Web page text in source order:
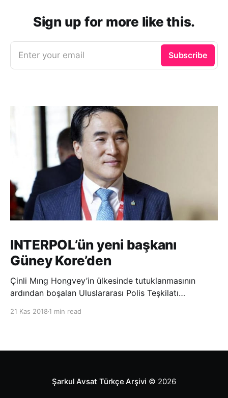
Sign up for more like this.
Enter your email Subscribe
INTERPOL’ün yeni başkanı
Güney Kore’den
Çinli Mıng Hongvey’in ülkesinde tutuklanmasının
ardından boşalan Uluslararası Polis Teşkilatı
21 Kas 2018 1 min read
Şarkul Avsat Türkçe Arşivi © 2026